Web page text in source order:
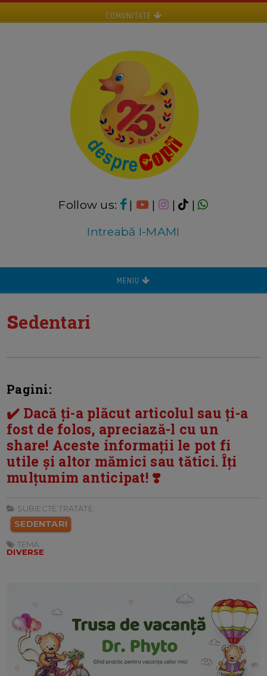
COMUNITATE
Follow us: | | |
|
Intreabă I-MAMI
MENIU
sedentari
Pagini:
✔️ Dacă ți-a plăcut articolul sau ți-a
fost de folos, apreciază-l cu un
share! Aceste informații le pot fi
utile și altor mămici sau tătici. Îți
mulțumim anticipat! ❣️
SUBIECTE TRATATE:
SEDENTARI
TEMA:
DIVERSE